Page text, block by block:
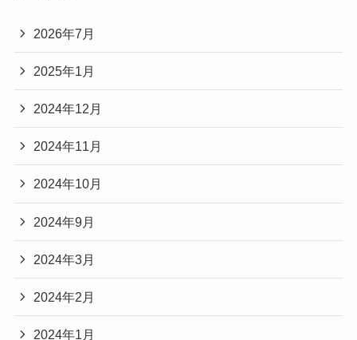
2026年7月
2025年1月
2024年12月
2024年11月
2024年10月
2024年9月
2024年3月
2024年2月
2024年1月